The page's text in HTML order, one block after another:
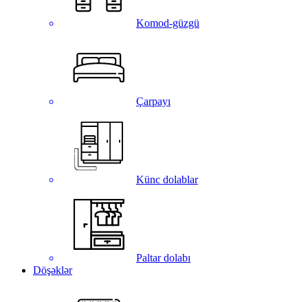
Komod-güzgü
Çarpayı
Künc dolablar
Paltar dolabı
Döşəklər